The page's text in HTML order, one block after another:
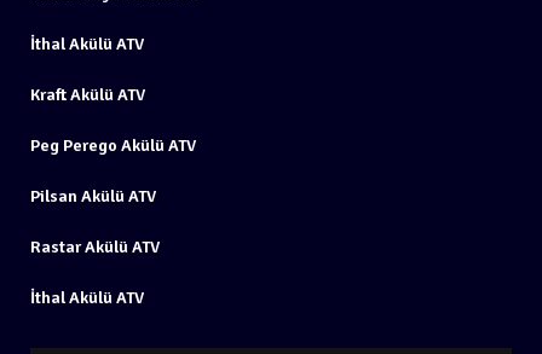
İthal Akülü ATV
Kraft Akülü ATV
Peg Perego Akülü ATV
Pilsan Akülü ATV
Rastar Akülü ATV
İthal Akülü ATV